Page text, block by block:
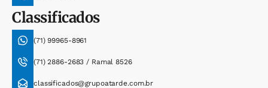
Classificados
(71) 99965-8961
(71) 2886-2683 / Ramal 8526
classificados@grupoatarde.com.br